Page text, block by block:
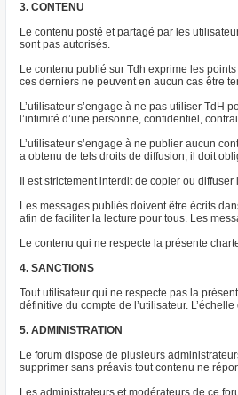
3. CONTENU
Le contenu posté et partagé par les
sont pas autorisés.
Le contenu publié sur Tdh exprime les
ces derniers ne peuvent en aucun cas être
L’utilisateur s’engage à ne pas utiliser
l’intimité d’une personne, confidentiel,
L’utilisateur s’engage à ne publier aucun
a obtenu de tels droits de diffusion, il doit
Il est strictement interdit de copier ou
Les messages publiés doivent être écrits
afin de faciliter la lecture pour tous. Les
Le contenu qui ne respecte la présente
4. SANCTIONS
Tout utilisateur qui ne respecte pas la
définitive du compte de l’utilisateur.
5. ADMINISTRATION
Le forum dispose de plusieurs
supprimer sans préavis tout contenu ne
Les administrateurs et modérateurs de ce